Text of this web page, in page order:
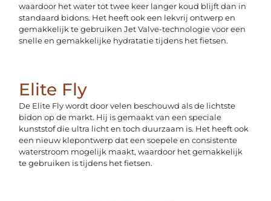
waardoor het water tot twee keer langer koud blijft dan in
standaard bidons. Het heeft ook een lekvrij ontwerp en
gemakkelijk te gebruiken Jet Valve-technologie voor een
snelle en gemakkelijke hydratatie tijdens het fietsen.
Elite Fly
De Elite Fly wordt door velen beschouwd als de lichtste
bidon op de markt. Hij is gemaakt van een speciale
kunststof die ultra licht en toch duurzaam is. Het heeft ook
een nieuw klepontwerp dat een soepele en consistente
waterstroom mogelijk maakt, waardoor het gemakkelijk
te gebruiken is tijdens het fietsen.